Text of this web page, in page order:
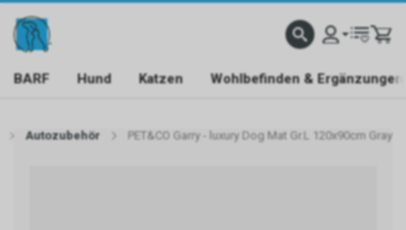
BARF Hund Katzen Wohlbefinden & Ergänzungen
Autozubehör PET&CO Garry - luxury Dog Mat Gr.L 120x90cm Gray